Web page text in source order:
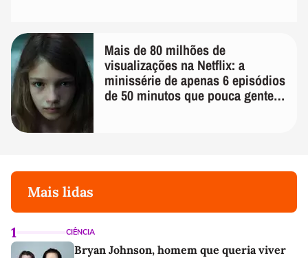
Mais de 80 milhões de
visualizações na Netflix: a
minissérie de apenas 6 episódios
de 50 minutos que pouca gente
Mais lidas
1 CIÊNCIA
Bryan Johnson, homem que queria viver